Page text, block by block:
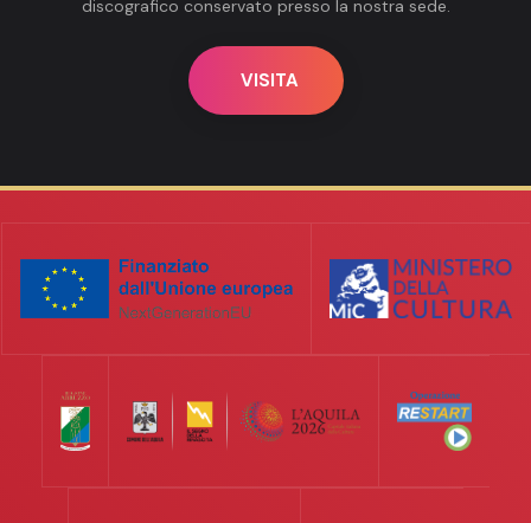
discografico conservato presso la nostra sede.
VISITA